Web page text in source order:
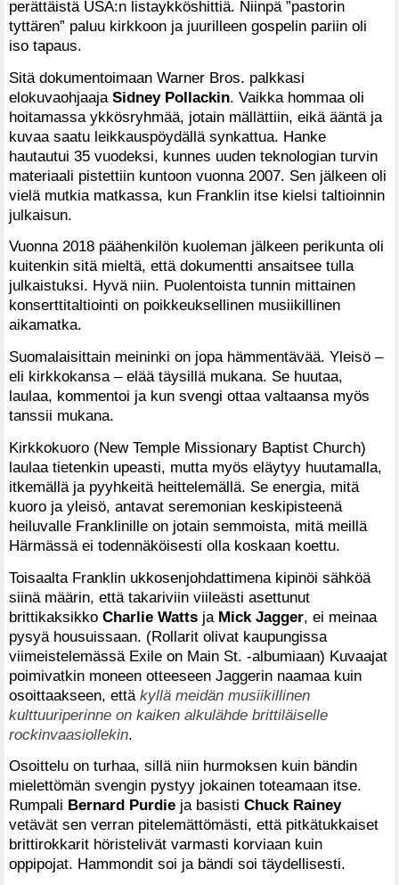
perättäistä USA:n listaykköshittiä. Niinpä ”pastorin
tyttären” paluu kirkkoon ja juurilleen gospelin pariin oli
iso tapaus.
Sitä dokumentoimaan Warner Bros. palkkasi
elokuvaohjaaja Sidney Pollackin. Vaikka hommaa oli
hoitamassa ykkösryhmää, jotain mällättiin, eikä ääntä ja
kuvaa saatu leikkauspöydällä synkattua. Hanke
hautautui 35 vuodeksi, kunnes uuden teknologian turvin
materiaali pistettiin kuntoon vuonna 2007. Sen jälkeen oli
vielä mutkia matkassa, kun Franklin itse kielsi taltioinnin
julkaisun.
Vuonna 2018 päähenkilön kuoleman jälkeen perikunta oli
kuitenkin sitä mieltä, että dokumentti ansaitsee tulla
julkaistuksi. Hyvä niin. Puolentoista tunnin mittainen
konserttitaltiointi on poikkeuksellinen musiikillinen
aikamatka.
Suomalaisittain meininki on jopa hämmentävää. Yleisö –
eli kirkkokansa – elää täysillä mukana. Se huutaa,
laulaa, kommentoi ja kun svengi ottaa valtaansa myös
tanssii mukana.
Kirkkokuoro (New Temple Missionary Baptist Church)
laulaa tietenkin upeasti, mutta myös eläytyy huutamalla,
itkemällä ja pyyhkeitä heittelemällä. Se energia, mitä
kuoro ja yleisö, antavat seremonian keskipisteenä
heiluvalle Franklinille on jotain semmoista, mitä meillä
Härmässä ei todennäköisesti olla koskaan koettu.
Toisaalta Franklin ukkosenjohdattimena kipinöi sähköä
siinä määrin, että takariviin viileästi asettunut
brittikaksikko Charlie Watts ja Mick Jagger, ei meinaa
pysyä housuissaan. (Rollarit olivat kaupungissa
viimeistelemässä Exile on Main St. -albumiaan) Kuvaajat
poimivatkin moneen otteeseen Jaggerin naamaa kuin
osoittaakseen, että kyllä meidän musiikillinen
kulttuuriperinne on kaiken alkulähde brittiläiselle
rockinvaasiollekin.
Osoittelu on turhaa, sillä niin hurmoksen kuin bändin
mielettömän svengin pystyy jokainen toteamaan itse.
Rumpali Bernard Purdie ja basisti Chuck Rainey
vetävät sen verran pitelemättömästi, että pitkätukkaiset
brittirokkarit höristelivät varmasti korviaan kuin
oppipojat. Hammondit soi ja bändi soi täydellisesti.